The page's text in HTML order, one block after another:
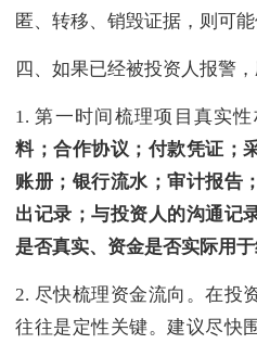
匿、转移、销毁证据，则可能
四、如果已经被投资人报警
1. 第一时间梳理项目真实性
料；合作协议；付款凭证；
账册；银行流水；审计报告
出记录；与投资人的沟通记
是否真实、资金是否实际用于
2. 尽快梳理资金流向。在投
往往是定性关键。建议尽快